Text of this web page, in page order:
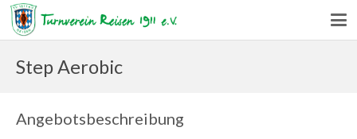
Step Aerobic
Angebotsbeschreibung